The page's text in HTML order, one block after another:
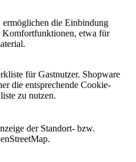
die Einbindung
Komfortfunktionen, etwa für
für Gastnutzer. Shopware
die entsprechende Cookie-
zu nutzen.
der Standort- bzw.